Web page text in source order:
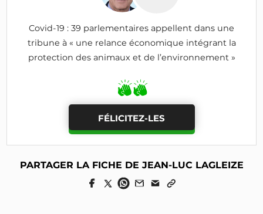
Covid-19 : 39 parlementaires appellent dans une
tribune à « une relance économique intégrant la
protection des animaux et de l’environnement »
FÉLICITEZ-LES
PARTAGER LA FICHE DE JEAN-LUC LAGLEIZE